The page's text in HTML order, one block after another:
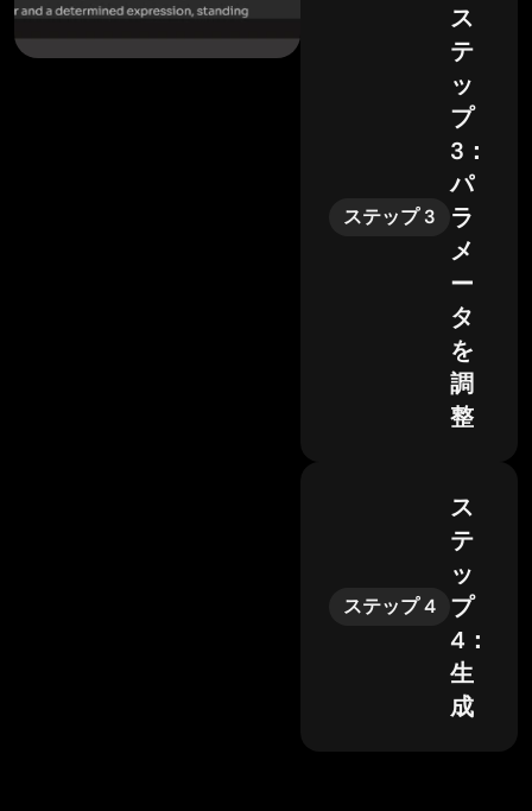
ステップ 3
ス
テ
ッ
プ
3：
パ
ラ
メ
ー
タ
を
調
整
ステップ 4
ス
テ
ッ
プ
4：
生
成